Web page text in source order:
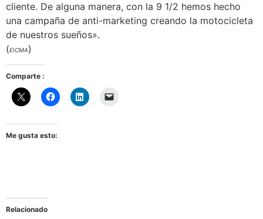
cliente. De alguna manera, con la 9 1/2 hemos hecho
una campaña de anti-marketing creando la motocicleta
de nuestros sueños».
(EICMA)
Comparte :
Me gusta esto:
Relacionado